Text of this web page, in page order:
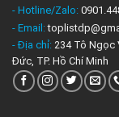
- Hotline/Zalo:
- Email:
- Địa chỉ: 234 Tô Ngọc
Đức, TP. Hồ Chí Minh